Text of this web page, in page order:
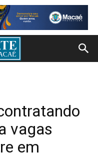
vagas
em